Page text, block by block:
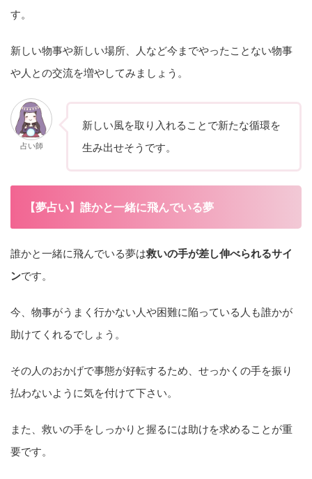
す。
新しい物事や新しい場所、人など今までやったことない物事
や人との交流を増やしてみましょう。
占い師
新しい風を取り入れることで新たな循環を
生み出せそうです。
【夢占い】誰かと一緒に飛んでいる夢
誰かと一緒に飛んでいる夢は救いの手が差し伸べられるサイ
ンです。
今、物事がうまく行かない人や困難に陥っている人も誰かが
助けてくれるでしょう。
その人のおかげで事態が好転するため、せっかくの手を振り
払わないように気を付けて下さい。
また、救いの手をしっかりと握るには助けを求めることが重
要です。